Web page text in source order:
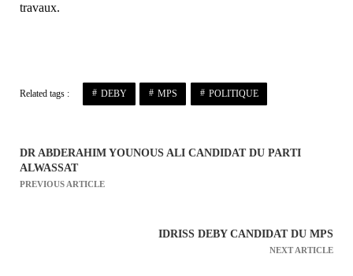
travaux.
Related tags : DEBY MPS POLITIQUE
N
a
DR ABDERAHIM YOUNOUS ALI CANDIDAT DU PARTI
ALWASSAT
PREVIOUS ARTICLE
IDRISS DEBY CANDIDAT DU MPS
NEXT ARTICLE